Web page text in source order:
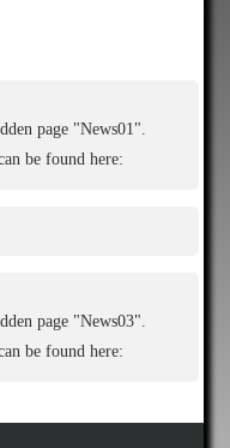
page "News01".
be found here:
page "News03".
be found here: